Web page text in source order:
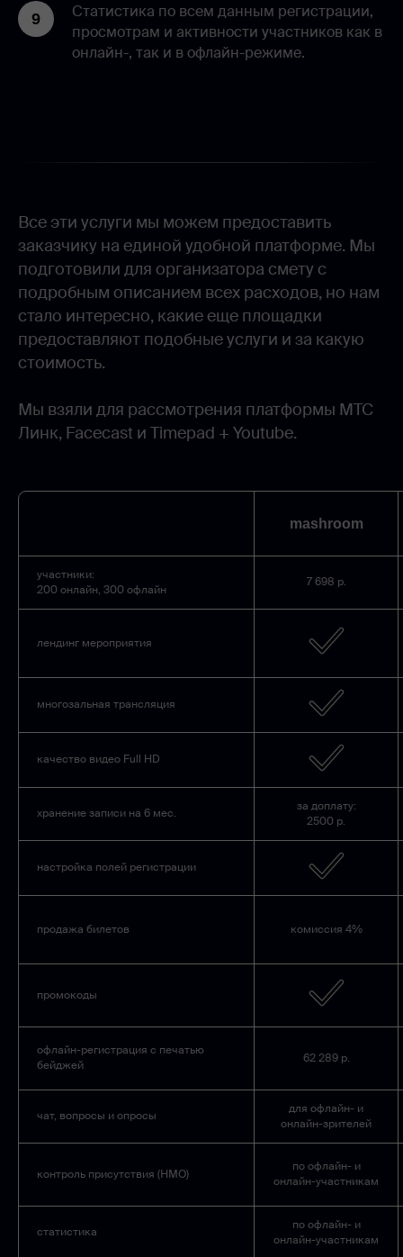
Статистика по всем данным регистрации,
просмотрам и активности участников как в
онлайн-, так и в офлайн-режиме.
Все эти услуги мы можем предоставить
заказчику на единой удобной платформе. Мы
подготовили для организатора смету с
подробным описанием всех расходов, но нам
стало интересно, какие еще площадки
предоставляют подобные услуги и за какую
стоимость.
Мы взяли для рассмотрения платформы MТС
Линк, Facecast и Timepad + Youtube.
mashroom
участники:
200 онлайн, 300 офлайн
7 698 р.
лендинг мероприятия
многозальная трансляция
качество видео Full HD
хранение записи на 6 мес.
за доплату:
2500 р.
настройка полей регистрации
продажа билетов комиссия 4%
промокоды
офлайн-регистрация с печатью
бейджей
62 289 р.
чат, вопросы и опросы
для офлайн- и
онлайн-зрителей
контроль присутствия (НМО)
по офлайн- и
онлайн-участникам
статистика
по офлайн- и
онлайн-участникам